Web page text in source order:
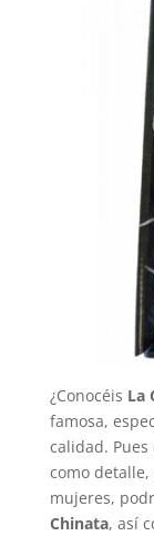
¿Conocéis La
famosa,
calidad.
como
mujeres,
Chinata, así